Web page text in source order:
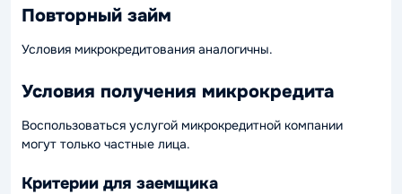
Повторный займ
Условия микрокредитования аналогичны.
Условия получения микрокредита
Воспользоваться услугой микрокредитной компании
могут только частные лица.
Критерии для заемщика